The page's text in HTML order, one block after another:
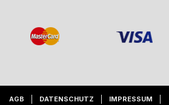
AGB DATENSCHUTZ IMPRESSUM